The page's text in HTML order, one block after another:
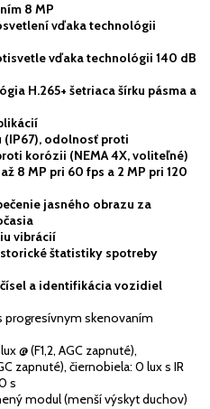
8 MP
vďaka technológii
vďaka technológii 140 dB
H.265+ šetriaca šírku pásma a
odolnosť proti
korózii (NEMA 4X, voliteľné)
8 MP pri 60 fps a 2 MP pri 120
jasného obrazu za
vibrácií
štatistiky spotreby
a identifikácia vozidiel
progresívnym skenovaním
@ (F1,2, AGC zapnuté),
zapnuté), čiernobiela: 0 lux s IR
s
modul (menší výskyt duchov)